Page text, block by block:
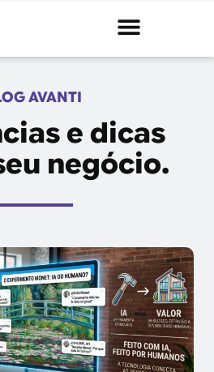
AVANTI
e dicas
negócio.